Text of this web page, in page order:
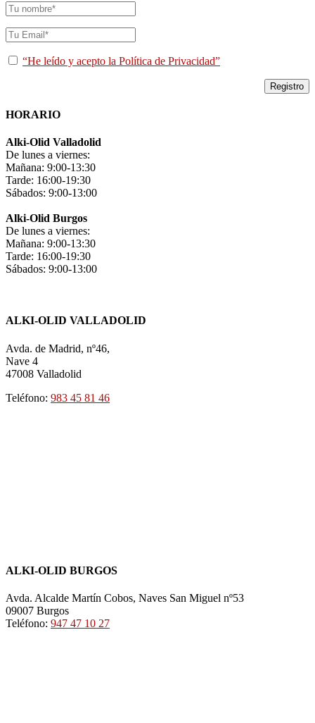
“He leído y acepto la Política de Privacidad”
HORARIO
Alki-Olid Valladolid
De lunes a viernes:
Mañana: 9:00-13:30
Tarde: 16:00-19:30
Sábados: 9:00-13:00
Alki-Olid Burgos
De lunes a viernes:
Mañana: 9:00-13:30
Tarde: 16:00-19:30
Sábados: 9:00-13:00
ALKI-OLID VALLADOLID
Avda. de Madrid, nº46,
Nave 4
47008 Valladolid
Teléfono: 983 45 81 46
ALKI-OLID BURGOS
Avda. Alcalde Martín Cobos, Naves San Miguel nº53
09007 Burgos
Teléfono: 947 47 10 27